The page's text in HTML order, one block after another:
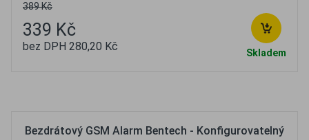
389 Kč
339 Kč
bez DPH 280,20 Kč Skladem
Bezdrátový GSM Alarm Bentech - Konfigurovatelný